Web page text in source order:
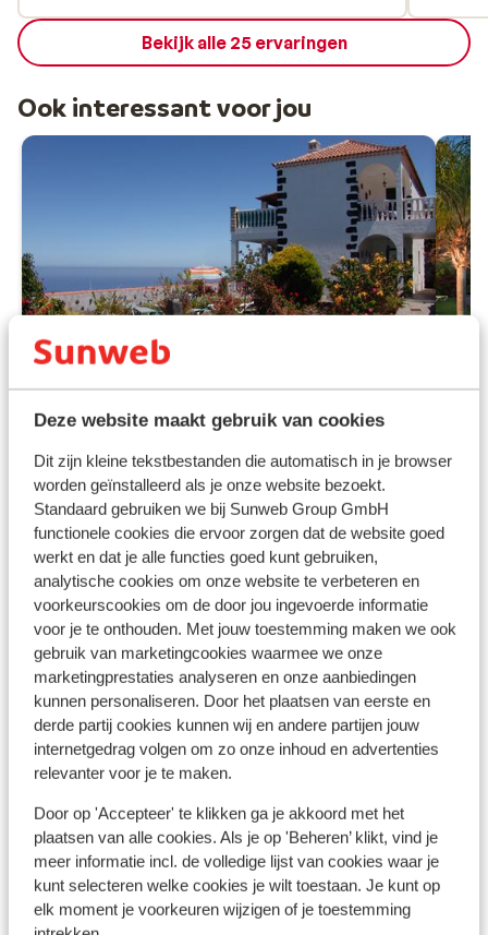
Deze website maakt gebruik van cookies
Dit zijn kleine tekstbestanden die automatisch in je browser
worden geïnstalleerd als je onze website bezoekt.
Standaard gebruiken we bij Sunweb Group GmbH
functionele cookies die ervoor zorgen dat de website goed
werkt en dat je alle functies goed kunt gebruiken,
analytische cookies om onze website te verbeteren en
voorkeurscookies om de door jou ingevoerde informatie
voor je te onthouden. Met jouw toestemming maken we ook
gebruik van marketingcookies waarmee we onze
marketingprestaties analyseren en onze aanbiedingen
kunnen personaliseren. Door het plaatsen van eerste en
derde partij cookies kunnen wij en andere partijen jouw
internetgedrag volgen om zo onze inhoud en advertenties
relevanter voor je te maken.
Door op 'Accepteer' te klikken ga je akkoord met het
plaatsen van alle cookies. Als je op 'Beheren’ klikt, vind je
meer informatie incl. de volledige lijst van cookies waar je
kunt selecteren welke cookies je wilt toestaan. Je kunt op
elk moment je voorkeuren wijzigen of je toestemming
Bekijk alle 25 ervaringen
Ook interessant voor jou
8.8 Fantastisch
Appartementen Finca Casita
Jardin - inclusief huurauto
Tijarafe La Palma Spanje
Vriendelijke eigenaresse
Appartementen in charmant huisje
Prachtig uitzicht over zee
Prachtige, rustige omgeving
Vr 18 Sep. - Vr 25 Sep.
Logies
vanaf prijs p.p.
€ 564
Bekijk
Andere accommodaties in La Palma
Bungalows Palma Jardin